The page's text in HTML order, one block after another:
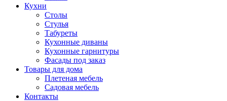
Кухни
Столы
Стулья
Табуреты
Кухонные диваны
Кухонные гарнитуры
Фасады под заказ
Товары для дома
Плетеная мебель
Садовая мебель
Контакты